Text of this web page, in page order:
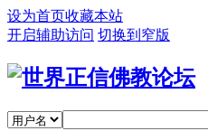
设为首页收藏本站
开启辅助访问 切换到窄版